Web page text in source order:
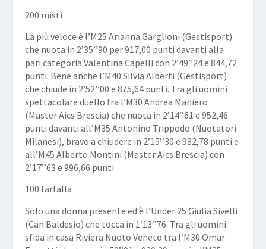
200 misti
La più veloce è l’M25Arianna Garglioni (Gestisport)
che nuota in 2’35’’90 per 917,00 punti davanti alla
pari categoriaValentina Capelli con 2’49’’24 e 844,72
punti. Bene anche l’M40Silvia Alberti (Gestisport)
che chiude in 2’52’’00 e 875,64 punti. Tra gli uomini
spettacolare duello fra l’M30Andrea Maniero
(Master Aics Brescia) che nuota in 2’14’’61 e 952,46
punti davanti all’M35Antonino Trippodo (Nuotatori
Milanesi), bravo a chiudere in 2’15’’30 e 982,78 punti e
all’M45Alberto Montini (Master Aics Brescia) con
2’17’’63 e 996,66 punti.
100 farfalla
Solo una donna presente ed è l’Under 25Giulia Sivelli
(Can Baldesio) che tocca in 1’13’’76. Tra gli uomini
sfida in casa Riviera Nuoto Veneto tra l’M30Omar